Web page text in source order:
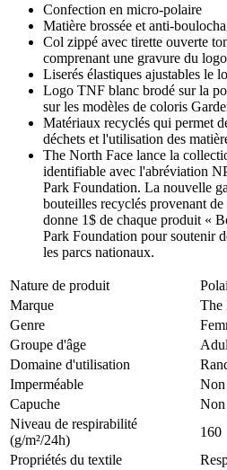
Confection en micro-polaire
Matière brossée et anti-
Col zippé avec tirette ouverte
comprenant une gravure du
Liserés élastiques ajustables le
Logo TNF blanc brodé sur la
sur les modèles de coloris
Matériaux recyclés qui permet
déchets et l'utilisation des
The North Face lance la
identifiable avec l'abréviation
Park Foundation. La nouvelle
bouteilles recyclés provenant
donne 1$ de chaque produit «
Park Foundation pour soutenir
les parcs nationaux.
Nature de produit
Marque
The
Genre
Groupe d'âge
Domaine d'utilisation
Imperméable
Non
Capuche
Non
Niveau de respirabilité
(g/m²/24h)
160
Propriétés du textile